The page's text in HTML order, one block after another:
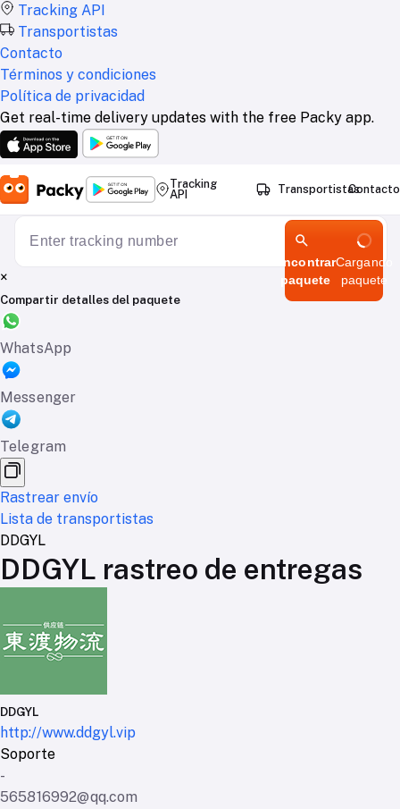
Tracking API
Transportistas
Contacto
Términos y condiciones
Política de privacidad
Get real-time delivery updates with the free Packy app.
Tracking
API
TransportistasContacto
Encontrar
paquete
Cargando
paquete
×
Compartir detalles del paquete
WhatsApp
Messenger
Telegram
Rastrear envío
Lista de transportistas
DDGYL
DDGYL rastreo de entregas
DDGYL
http://www.ddgyl.vip
Soporte
-
565816992@qq.com